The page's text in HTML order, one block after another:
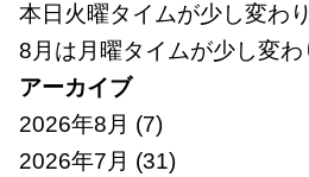
本日火曜タイムが少し変わ
8月は月曜タイムが少し変わ
アーカイブ
2026年8月 (7)
2026年7月 (31)